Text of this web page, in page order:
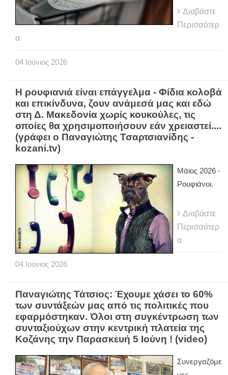
Διαβάστε
Περισσότερ
α
04 Ιούνιος 2026
Η ρουφιανιά είναι επάγγελμα - Φίδια κολοβά
και επικίνδυνα, ζουν ανάμεσά μας και εδώ
στη Δ. Μακεδονία χωρίς κουκούλες, τις
οποίες θα χρησιμοποιήσουν εάν χρειαστεί....
(γράφει ο Παναγιώτης Τσαρτσιανίδης -
kozani.tv)
Μάιος 2026 -
Ρουφιάνοι.
Διαβάστε
Περισσότερ
α
04 Ιούνιος 2026
Παναγιώτης Τάτσιος: Έχουμε χάσει το 60%
των συντάξεών μας από τις πολιτικές που
εφαρμόστηκαν. Όλοι στη συγκέντρωση των
συνταξιούχων στην κεντρική πλατεία της
Κοζάνης την Παρασκευή 5 Ιούνη ! (video)
Συνεργαζόμε